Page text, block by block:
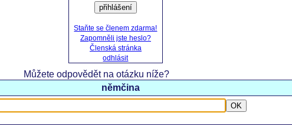
přihlášení
Staňte se členem zdarma!
Zapomněli jste heslo?
Členská stránka
odhlásit
Můžete odpovědět na otázku níže?
němčina
OK